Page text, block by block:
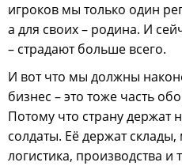
игроков мы только один
а для своих – родина. И
– страдают больше всего.
И вот что мы должны
бизнес – это тоже часть
Потому что страну держат
солдаты. Её держат
логистика, производства